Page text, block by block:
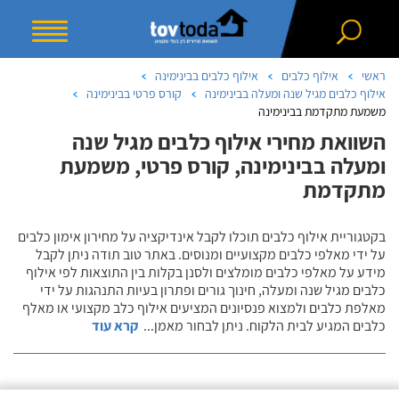
ראשי אילוף כלבים
אילוף כלבים בבינימינה
אילוף כלבים מגיל שנה ומעלה בבינימינה
קורס פרטי בבינימינה
משמעת מתקדמת בבינימינה
השוואת מחירי אילוף כלבים מגיל שנה
ומעלה בבינימינה, קורס פרטי, משמעת
מתקדמת
בקטגוריית אילוף כלבים תוכלו לקבל אינדיקציה על מחירון אימון כלבים
על ידי מאלפי כלבים מקצועיים ומנוסים. באתר טוב תודה ניתן לקבל
מידע על מאלפי כלבים מומלצים ולסנן בקלות בין התוצאות לפי אילוף
כלבים מגיל שנה ומעלה, חינוך גורים ופתרון בעיות התנהגות על ידי
מאלפת כלבים ולמצוא פנסיונים המציעים אילוף כלב מקצועי או מאלף
כלבים המגיע לבית הלקוח. ניתן לבחור מאמן... קרא עוד